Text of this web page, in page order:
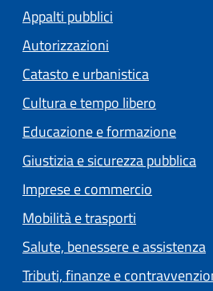
Appalti pubblici
Autorizzazioni
Catasto e urbanistica
Cultura e tempo libero
Educazione e formazione
Giustizia e sicurezza pubblica
Imprese e commercio
Mobilità e trasporti
Salute, benessere e assistenza
Tributi, finanze e